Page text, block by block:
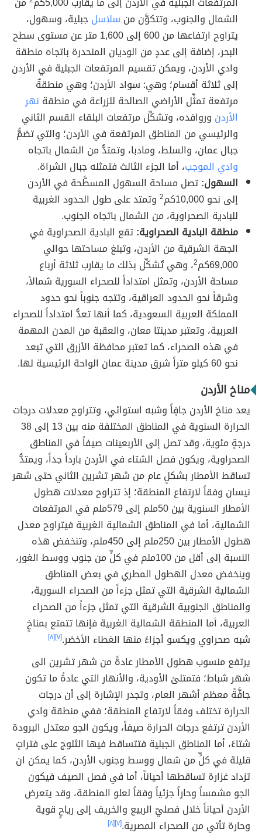
الشمال والجنوب، وتتكوَّن من سلاسلجبلية، وسهول،
يتراوح ارتفاعها من 600 إلى 1,600 متر عن مستوى سطح
البحر، إضافة إلى عددٍ من الوديان المنحدرة باتجاه منطقة
وادي الأردن، ويمكن تقسيم المرتفعات الجبلية في الأردن
إلى ثلاثة أقسام؛ وهي: سواد الأردن؛ وهي منطقةٌ
مرتفعة تمثِّل الأراضي الصالحة للزراعة في منطقة نهر
الأردن وروافده، وتشكِّل مرتفعات البلقاء القسم الثاني
والرئيسي من المناطق المرتفعة في الأردن؛ والتي تضمُّ
جبال عمان، والسلط، ومادبا، وتمتدُّ من الشمال باتجاه
وادي الموجب، أما الجزء الثالث فتمثله جبال الشراة.
السهول:تصل مساحة السهول المسطَّحة في الأردن
إلى نحو 10,000كم
2وتمتد على طول الحدود الغربية
للبادية الصحراوية، من الشمال باتجاه الجنوب.
منطقة البادية الصحراوية:تقع البادية الصحراوية في
الجهة الشرقية من الأردن، وتبلغ مساحتها حوالي
69,000كم
2، وهي تُشكِّل بذلك ما يقارب ثلاثة أرباع
مساحة الأردن، وتمثل امتداداً للصحراء السورية شمالاً،
وشرقاً نحو الحدود العراقية، وتتجه جنوباً نحو حدود
المملكة العربية السعودية، كما أنها تعدُّ امتداداً للصحراء
العربية، وتعتبر مدينتا معان، والعقبة من المدن المهمة
في هذه الصحراء، كما تعتبر محافظة الأزرق التي تبعد
نحو 60 كيلو متراً شرق مدينة عمان الواحة الرئيسية لها.
مناخ الأردن
يعد مناخ الأردن جافٍاً وشبه استوائي، وتتراوح معدلات درجات
الحرارة السنوية في المناطق المختلفة منه بين 13 إلى 38
درجةٍ مئوية، وقد تصل إلى الأربعينات صيفاً في المناطق
الصحراوية، ويكون فصل الشتاء في الأردن بارداً جداً، ويمتدُّ
تساقط الأمطار بشكلٍ عام من شهر تشرين الثاني حتى شهر
نيسان وفقاً لارتفاع المنطقة؛ إذ تتراوح معدلات هطول
الأمطار السنوية بين 50ملم إلى 579ملم في المرتفعات
الشمالية، أما في المناطق الشمالية الغربية فيتراوح معدل
هطول الأمطار بين 250ملم إلى 450ملم، وتنخفض هذه
النسبة إلى أقل من 100ملم في كلٍّ من جنوب ووسط الغور،
وينخفض معدل الهطول المطري في بعض المناطق
الشمالية الشرقية التي تمثل جزءاً من الصحراء السورية،
والمناطق الجنوبية الشرقية التي تمثل جزءاً من الصحراء
العربية، أما المنطقة الشمالية الغربية فإنها تتمتع بمناخٍ
شبه صحراوي ويكسو أجزاءً منها الغطاء الأخضر.[٧] [٨]
يرتفع منسوب هطول الأمطار عادةً من شهر تشرين الى
شهر شباط؛ فتمتلئ الأودية، والأنهار التي عادةً ما تكون
جافَّةً معظم أشهر العام، وتجدر الإشارة إلى أن درجات
الحرارة تختلف وفقاً لارتفاع المنطقة؛ ففي منطقة وادي
الأردن ترتفع درجات الحرارة صيفاً، ويكون الجو معتدل البرودة
شتاءً، أما المناطق الجبلية فتتساقط فيها الثلوج على فتراتٍ
قليلة في كلٍّ من شمال ووسط وجنوب الأردن، كما يمكن ان
تزداد غزارة تساقطها أحياناً، أما في فصل الصيف فيكون
الجو مشمساً وحاراً جزئياً وفقاً لعلو المنطقة، وقد يتعرض
الأردن أحياناً خلال فصليّ الربيع والخريف إلى رياحٍ قوية
وحارة تأتي من الصحراء المصرية.[٧] [٨]